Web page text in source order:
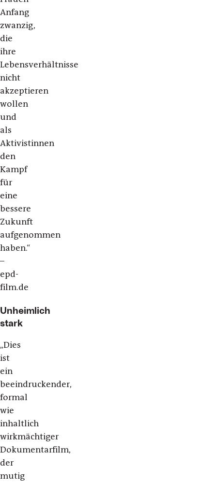
Anfang
zwanzig,
die
ihre
Lebensverhältnisse
nicht
akzeptieren
wollen
und
als
Aktivistinnen
den
Kampf
für
eine
bessere
Zukunft
aufgenommen
haben.“
–
epd-
film.de
Unheimlich
stark
„Dies
ist
ein
beeindruckender,
formal
wie
inhaltlich
wirkmächtiger
Dokumentarfilm,
der
mutig